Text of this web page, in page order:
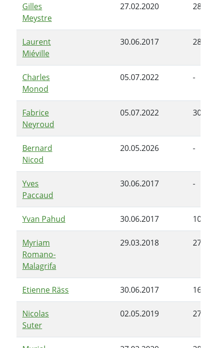
Gilles
Meystre
27.02.2020
Laurent
Miéville
30.06.2017
Charles
Monod
05.07.2022 -
Fabrice
Neyroud
05.07.2022
Bernard
Nicod
20.05.2026 -
Yves
Paccaud
30.06.2017 -
Yvan Pahud 30.06.2017
Myriam
Romano-
Malagrifa
29.03.2018
Etienne Räss 30.06.2017
Nicolas
Suter
02.05.2019